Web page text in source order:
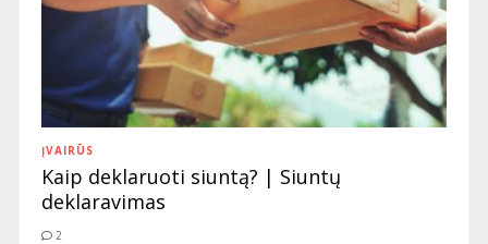
ĮVAIRŪS
Kaip deklaruoti siuntą? | Siuntų
deklaravimas
2